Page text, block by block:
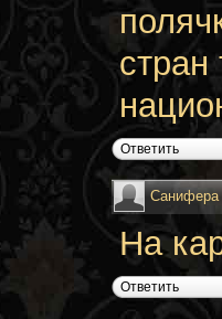
Ответить
Санифера
На
Ответить